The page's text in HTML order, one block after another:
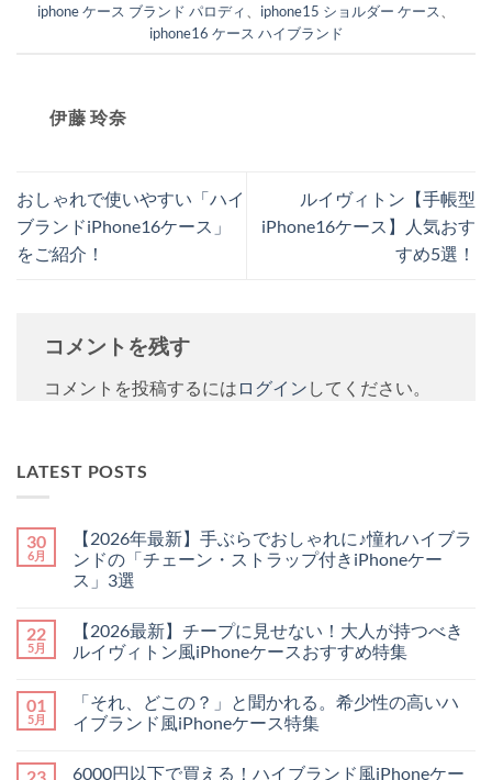
iphone ケース ブランド パロディ
iphone15 ショルダー ケース
iphone16 ケース ハイブランド
伊藤 玲奈
おしゃれで使いやすい「ハイ
ブランドiPhone16ケース」
をご紹介！
ルイヴィトン【手帳型
iPhone16ケース】人気おす
すめ5選！
コメントを残す
コメントを投稿するには ログイン してください。
LATEST POSTS
30
6月
【2026年最新】手ぶらでおしゃれに♪憧れハイブラ
ンドの「チェーン・ストラップ付きiPhoneケー
ス」3選
新】
手
し
に
ト
は
あ
り
ま
22
5月
【2026最新】チープに見せない！大人が持つべき
ルイヴィトン風iPhoneケースおすすめ特集
新】
ー
見
ン
ト
は
あ
01
5月
「それ、どこの？」と聞かれる。希少性の高いハ
イブランド風iPhoneケース特集
ど
ン
6000円以下で買える！ハイブランド風iPhoneケー